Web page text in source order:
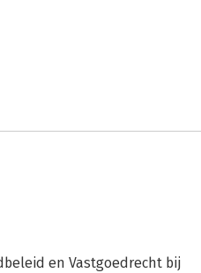
en Vastgoedrecht bij